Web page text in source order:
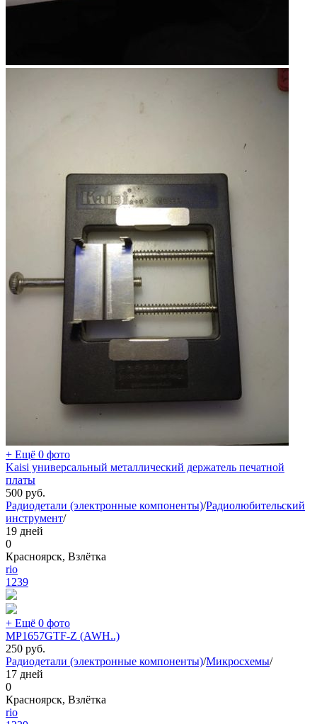
+ Ещё 0 фото
Kaisi универсальный металлический держатель печатной
платы
500 руб.
Радиодетали (электронные компоненты)/Радиолюбительский
инструмент/
19 дней
0
Красноярск, Взлётка
rio
1239
+ Ещё 0 фото
MP1657GTF-Z (AWH..)
250 руб.
Радиодетали (электронные компоненты)/Микросхемы/
17 дней
0
Красноярск, Взлётка
rio